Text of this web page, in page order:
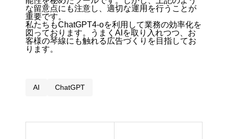
な留意点にも注意し、適切な運用を行うことが
重要です。
私たちもChatGPT4-oを利用して業務の効率化を
図っております。うまくAIを取り入れつつ、お
客様の琴線にも触れる広告づくりを目指してお
ります。
AI ChatGPT